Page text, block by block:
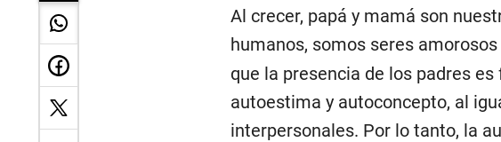
Al crecer, papá y mamá son
humanos, somos seres
que la presencia de los padres
autoestima y autoconcepto, al
interpersonales. Por lo tanto, la